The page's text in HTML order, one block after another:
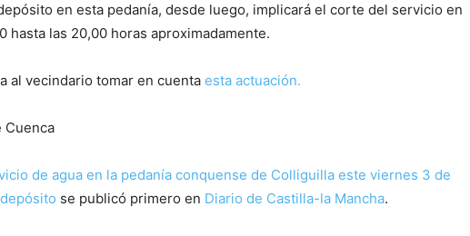
en esta pedanía, desde luego, implicará el corte del servicio en
hasta las 20,00 horas aproximadamente.
al vecindario tomar en cuenta esta actuación.
Cuenca
de agua en la pedanía conquense de Colliguilla este viernes 3 de
se publicó primero en Diario de Castilla-la Mancha.